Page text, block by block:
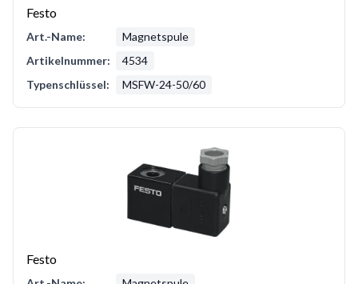
Festo
Art.-Name:
Magnetspule
Artikelnummer:
4534
Typenschlüssel:
MSFW-24-50/60
Festo